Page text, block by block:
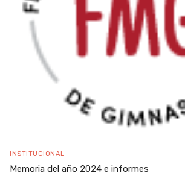
INSTITUCIONAL
Memoria del año 2024 e informes